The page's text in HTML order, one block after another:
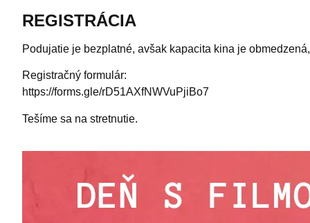
REGISTRÁCIA
Podujatie je bezplatné, avšak kapacita kina je
Registračný formulár:
https://forms.gle/rD51AXfNWVuPjiBo7
Tešíme sa na stretnutie.